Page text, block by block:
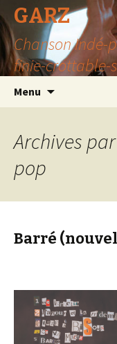
GARZ
Chanson
finie-crottable-
Menu
Archives
pop
Barré